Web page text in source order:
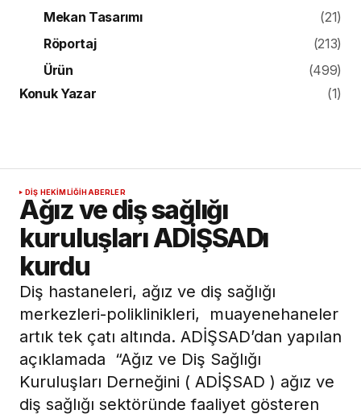
Mekan Tasarımı
(21)
Röportaj
(213)
Ürün
(499)
Konuk Yazar
(1)
DIŞ HEKIMLIĞIHABERLER
Ağız ve diş sağlığı
kuruluşları ADİŞSADı
kurdu
Diş hastaneleri, ağız ve diş sağlığı
merkezleri-poliklinikleri, muayenehaneler
artık tek çatı altında. ADİŞSAD’dan yapılan
açıklamada “Ağız ve Diş Sağlığı
Kuruluşları Derneğini ( ADİŞSAD ) ağız ve
diş sağlığı sektöründe faaliyet gösteren